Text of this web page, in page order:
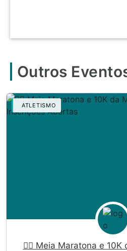
Outros
ATLETISMO
🏃‍♀️ Meia Maratona e